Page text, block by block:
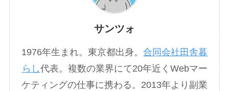
サンツォ
1976年生まれ。東京都出身。 合同会社田舎暮
らし代表。複数の業界にて20年近くWebマー
ケティングの仕事に携わる。2013年より副業